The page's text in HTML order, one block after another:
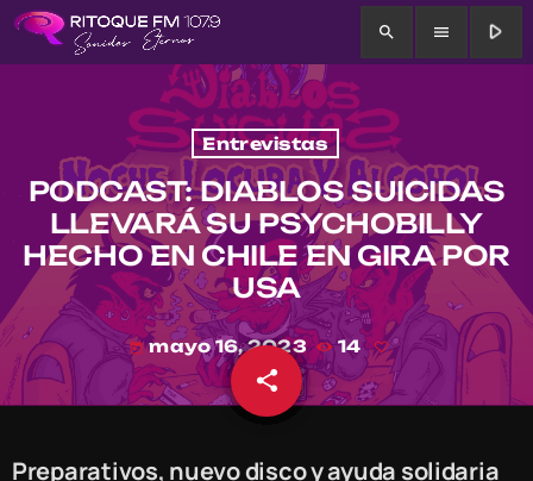
search menu play_arrow
Entrevistas
PODCAST: DIABLOS SUICIDAS
LLEVARÁ SU PSYCHOBILLY
HECHO EN CHILE EN GIRA POR
USA
today mayo 16, 2023 14
share
email
Preparativos, nuevo disco y ayuda solidaria